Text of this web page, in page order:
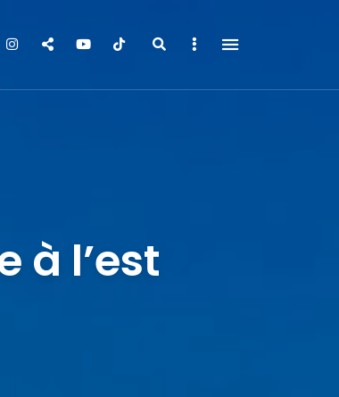
SearchSidebar
à l’est